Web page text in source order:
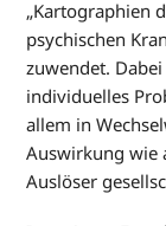
„Kartographien
psychischen
zuwendet.
individuelles
allem in
Auswirkung wie
Auslöser